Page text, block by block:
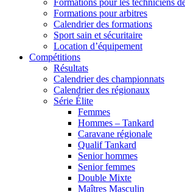
Formations pour les techniciens
Formations pour arbitres
Calendrier des formations
Sport sain et sécuritaire
Location d’équipement
Compétitions
Résultats
Calendrier des championnats
Calendrier des régionaux
Série Élite
Femmes
Hommes – Tankard
Caravane régionale
Qualif Tankard
Senior hommes
Senior femmes
Double Mixte
Maîtres Masculin